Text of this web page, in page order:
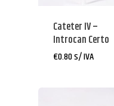
Cateter IV –
Introcan Certo
€0.80s/ IVA